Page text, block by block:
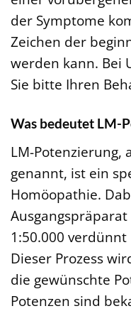
der Symptome
Zeichen der
werden kann. Bei
Sie bitte Ihren
Was bedeutet LM-
LM-Potenzierung,
genannt, ist ein
Homöopathie.
1:50.000
Dieser Prozess
die gewünschte
Potenzen sind